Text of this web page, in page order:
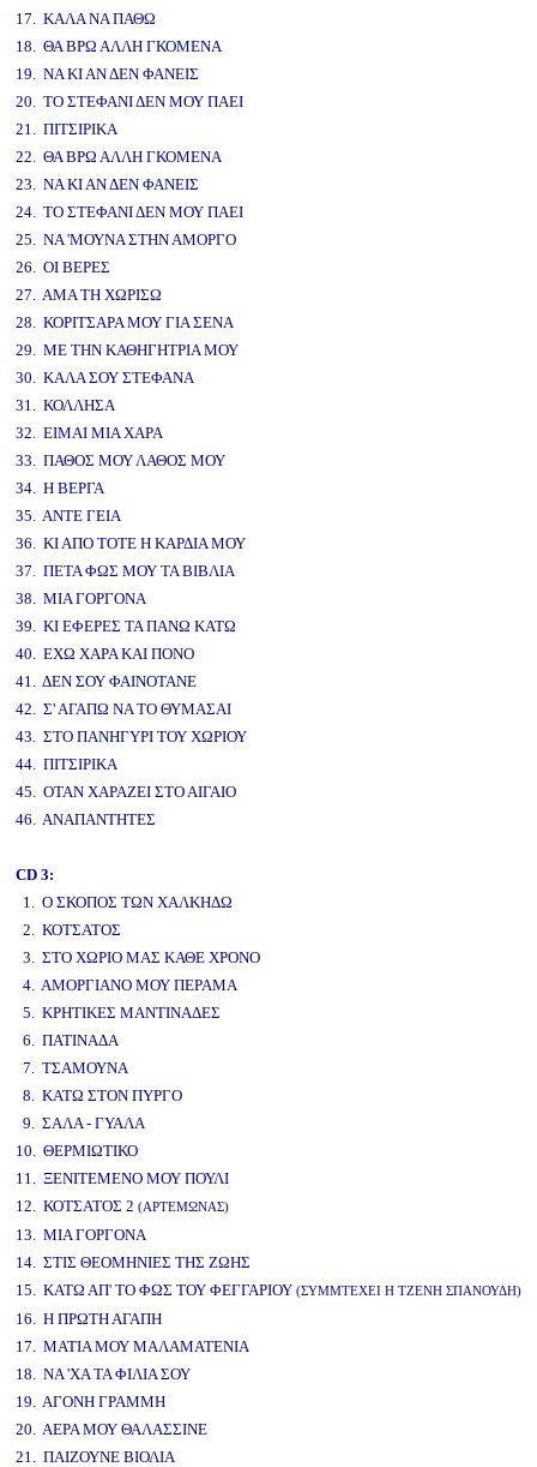
17. ΚΑΛΑ ΝΑ ΠΑΘΩ
18. ΘΑ ΒΡΩ ΑΛΛΗ ΓΚΟΜΕΝΑ
19. ΝΑ ΚΙ ΑΝ ΔΕΝ ΦΑΝΕΙΣ
20. ΤΟ ΣΤΕΦΑΝΙ ΔΕΝ ΜΟΥ ΠΑΕΙ
21. ΠΙΤΣΙΡΙΚΑ
22. ΘΑ ΒΡΩ ΑΛΛΗ ΓΚΟΜΕΝΑ
23. ΝΑ ΚΙ ΑΝ ΔΕΝ ΦΑΝΕΙΣ
24. ΤΟ ΣΤΕΦΑΝΙ ΔΕΝ ΜΟΥ ΠΑΕΙ
25. ΝΑ 'ΜΟΥΝΑ ΣΤΗΝ ΑΜΟΡΓΟ
26. ΟΙ ΒΕΡΕΣ
27. ΑΜΑ ΤΗ ΧΩΡΙΣΩ
28. ΚΟΡΙΤΣΑΡΑ ΜΟΥ ΓΙΑ ΣΕΝΑ
29. ΜΕ ΤΗΝ ΚΑΘΗΓΗΤΡΙΑ ΜΟΥ
30. ΚΑΛΑ ΣΟΥ ΣΤΕΦΑΝΑ
31. ΚΟΛΛΗΣΑ
32. ΕΙΜΑΙ ΜΙΑ ΧΑΡΑ
33. ΠΑΘΟΣ ΜΟΥ ΛΑΘΟΣ ΜΟΥ
34. Η ΒΕΡΓΑ
35. ΑΝΤΕ ΓΕΙΑ
36. ΚΙ ΑΠΟ ΤΟΤΕ Η ΚΑΡΔΙΑ ΜΟΥ
37. ΠΕΤΑ ΦΩΣ ΜΟΥ ΤΑ ΒΙΒΛΙΑ
38. ΜΙΑ ΓΟΡΓΟΝΑ
39. ΚΙ ΕΦΕΡΕΣ ΤΑ ΠΑΝΩ ΚΑΤΩ
40. ΕΧΩ ΧΑΡΑ ΚΑΙ ΠΟΝΟ
41. ΔΕΝ ΣΟΥ ΦΑΙΝΟΤΑΝΕ
42. Σ' ΑΓΑΠΩ ΝΑ ΤΟ ΘΥΜΑΣΑΙ
43. ΣΤΟ ΠΑΝΗΓΥΡΙ ΤΟΥ ΧΩΡΙΟΥ
44. ΠΙΤΣΙΡΙΚΑ
45. ΟΤΑΝ ΧΑΡΑΖΕΙ ΣΤΟ ΑΙΓΑΙΟ
46. ΑΝΑΠΑΝΤΗΤΕΣ
CD 3:
1. Ο ΣΚΟΠΟΣ ΤΩΝ ΧΑΛΚΗΔΩ
2. ΚΟΤΣΑΤΟΣ
3. ΣΤΟ ΧΩΡΙΟ ΜΑΣ ΚΑΘΕ ΧΡΟΝΟ
4. ΑΜΟΡΓΙΑΝΟ ΜΟΥ ΠΕΡΑΜΑ
5. ΚΡΗΤΙΚΕΣ ΜΑΝΤΙΝΑΔΕΣ
6. ΠΑΤΙΝΑΔΑ
7. ΤΣΑΜΟΥΝΑ
8. ΚΑΤΩ ΣΤΟΝ ΠΥΡΓΟ
9. ΣΑΛΑ - ΓΥΑΛΑ
10. ΘΕΡΜΙΩΤΙΚΟ
11. ΞΕΝΙΤΕΜΕΝΟ ΜΟΥ ΠΟΥΛΙ
12. ΚΟΤΣΑΤΟΣ 2 (ΑΡΤΕΜΩΝΑΣ)
13. ΜΙΑ ΓΟΡΓΟΝΑ
14. ΣΤΙΣ ΘΕΟΜΗΝΙΕΣ ΤΗΣ ΖΩΗΣ
15. ΚΑΤΩ ΑΠ' ΤΟ ΦΩΣ ΤΟΥ ΦΕΓΓΑΡΙΟΥ (ΣΥΜΜΤΕΧΕΙ Η ΤΖΕΝΗ ΣΠΑΝΟΥΔΗ)
16. Η ΠΡΩΤΗ ΑΓΑΠΗ
17. ΜΑΤΙΑ ΜΟΥ ΜΑΛΑΜΑΤΕΝΙΑ
18. ΝΑ 'ΧΑ ΤΑ ΦΙΛΙΑ ΣΟΥ
19. ΑΓΟΝΗ ΓΡΑΜΜΗ
20. ΑΕΡΑ ΜΟΥ ΘΑΛΑΣΣΙΝΕ
21. ΠΑΙΖΟΥΝΕ ΒΙΟΛΙΑ